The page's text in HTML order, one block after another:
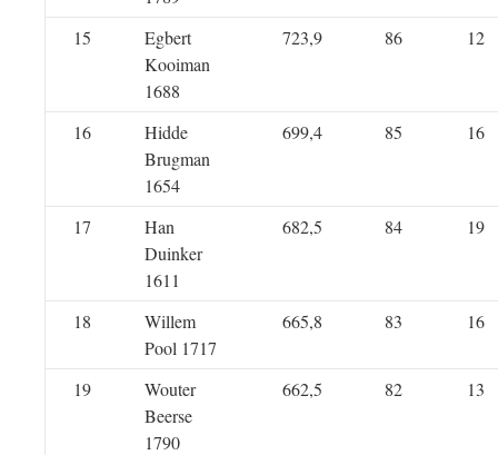
15
Egbert
Kooiman
1688
723,9 86 12
16
Hidde
Brugman
1654
699,4 85 16
17
Han
Duinker
1611
682,5 84 19
18
Willem
Pool 1717
665,8 83 16
19
Wouter
Beerse
1790
662,5 82 13